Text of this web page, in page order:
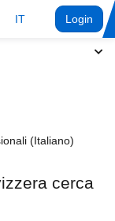
IT Login
(Italiano)
cerca